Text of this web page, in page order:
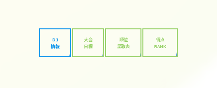
D1
情報
大会
日程
順位
星取表
得点
RANK